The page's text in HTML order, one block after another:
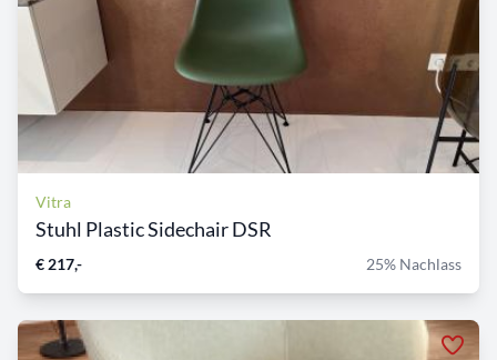
Vitra
Stuhl Plastic Sidechair DSR
€ 217,- 25% Nachlass